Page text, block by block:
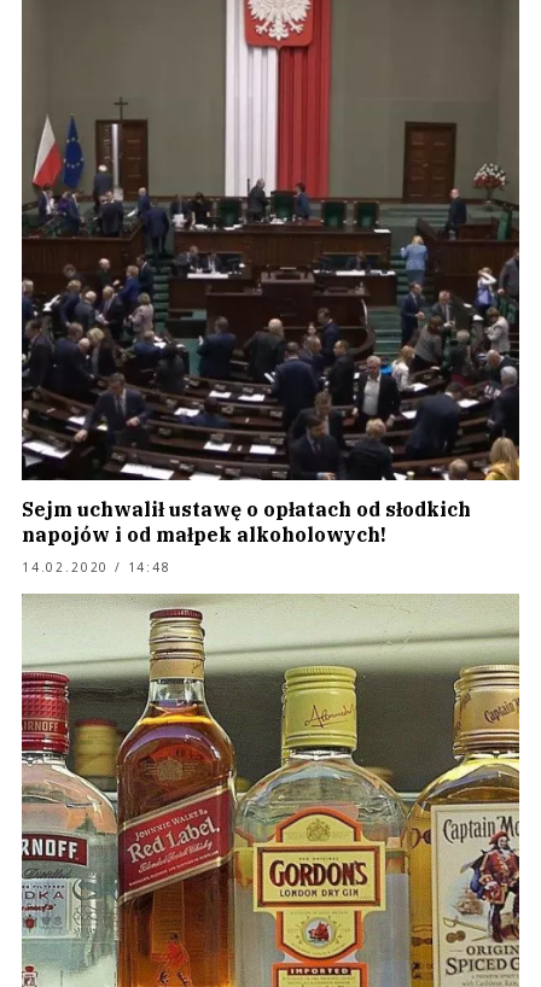
Sejm uchwalił ustawę o opłatach od słodkich
napojów i od małpek alkoholowych!
14.02.2020 / 14:48